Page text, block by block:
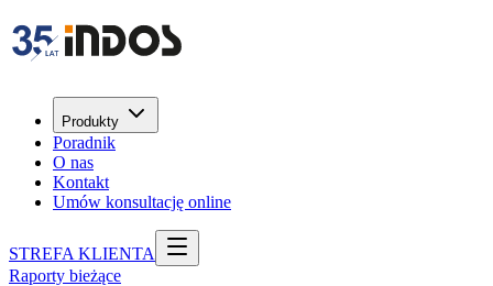
Produkty
Poradnik
O nas
Kontakt
Umów konsultację online
STREFA KLIENTA
Raporty bieżące